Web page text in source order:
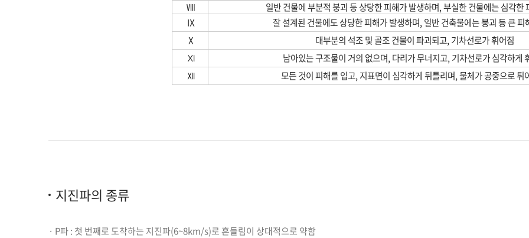
Ⅷ
일반 건물에 부분적 붕괴 등 상당한 피해가 발생하며, 부실한 건물에는 심각한
Ⅸ
잘 설계된 건물에도 상당한 피해가 발생하며, 일반 건축물에는 붕괴 등 큰 피
Ⅹ
대부분의 석조 및 골조 건물이 파괴되고, 기차선로가 휘어짐
Ⅺ
남아있는 구조물이 거의 없으며, 다리가 무너지고, 기차선로가 심각하게
Ⅻ
모든 것이 피해를 입고, 지표면이 심각하게 뒤틀리며, 물체가 공중으로 튀
지진파의 종류
· P파 : 첫 번째로 도착하는 지진파(6~8km/s)로 흔들림이 상대적으로 약함